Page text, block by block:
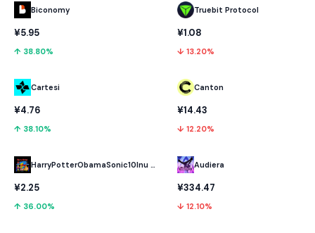
Biconomy
¥5.95
↑ 38.80%
Cartesi
¥4.76
↑ 38.10%
HarryPotterObamaSonic10Inu (ETH)
¥2.25
↑ 36.00%
Truebit Protocol
¥1.08
↓ 13.20%
Canton
¥14.43
↓ 12.20%
Audiera
¥334.47
↓ 12.10%